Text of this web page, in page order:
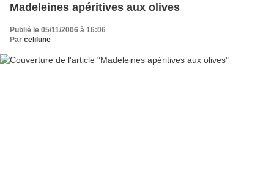
Madeleines apéritives aux olives
Publié le 05/11/2006 à 16:06
Par celilune